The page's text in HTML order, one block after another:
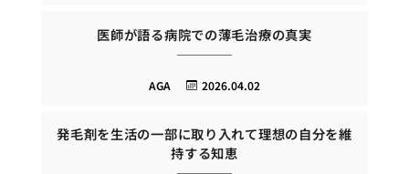
医師が語る病院での薄毛治療の真実
2026.04.02
AGA
発毛剤を生活の一部に取り入れて理想の自分を維
持する知恵